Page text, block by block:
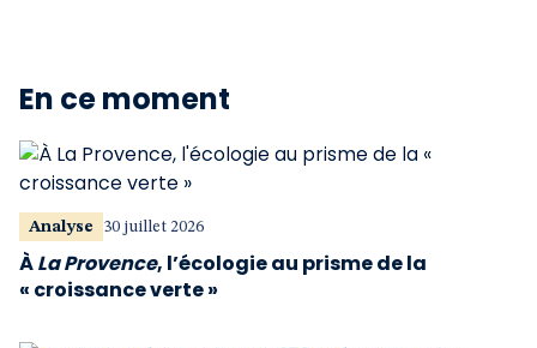
En ce moment
Analyse 30 juillet 2026
ÀLa Provence, l’écologie au prisme de la
« croissance verte »